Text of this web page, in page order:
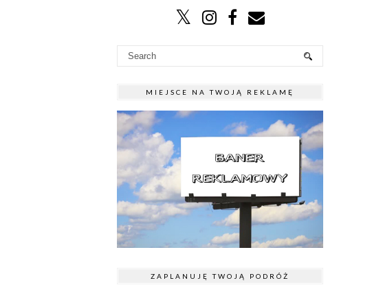
MIEJSCE NA TWOJĄ REKLAMĘ
ZAPLANUJĘ TWOJĄ PODRÓŻ